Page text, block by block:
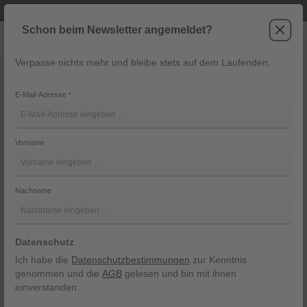
Navigation
Accessoires für Damen
verleihen jedem Outfit das gewisse Etwas, von praktisch
Sie eine vielseitige Auswahl an Accessoires wie BHs,
aktuelle Trends abgestimmt sind. Hochwertige
Materialien, angenehmer Tragekomfort und stilvolle
Schon beim Newsletter angemeldet?
Verpasse nichts mehr und bleibe stets auf dem Laufenden.
E-Mail-Adresse*
Vorname
Nachname
Datenschutz
Ich habe die Datenschutzbestimmungen zur Kenntnis
genommen und dieAGB gelesen und bin mit ihnen
einverstanden.